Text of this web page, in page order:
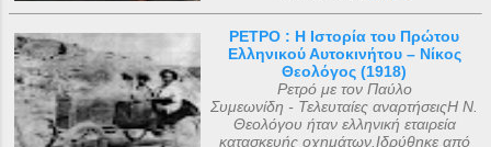
ΡΕΤΡΟ : Η Ιστορία του Πρώτου
Ελληνικού Αυτοκινήτου – Νίκος
Θεολόγος (1918)
Ρετρό με τον Παύλο
Συμεωνίδη - Τελευταίες αναρτήσειςΗ Ν.
Θεολόγου ήταν ελληνική εταιρεία
κατασκευής οχημάτων.Ιδρύθηκε από